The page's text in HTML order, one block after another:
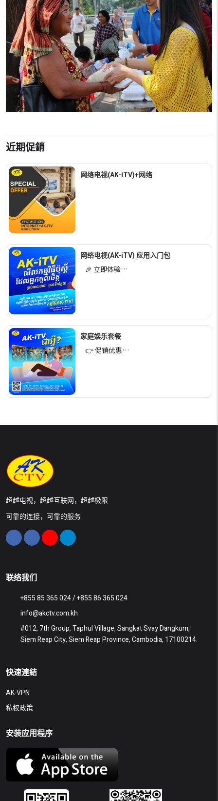
近期促銷
网络电视(AK-iTV)+网络
网络电视(AK-iTV) 应用入门包
🎉 立即体验…
家庭娱乐套餐
👉 促销优惠…
超越电视，超越互联网，超越极限
可靠的连接，可靠的服务
联络我们
+855 85 365 024 / +855 86 365 024
info@akctv.com.kh
#012, 7th Group, Taphul Village, Sangkat Svay Dangkum,
Siem Reap City, Siem Reap Province, Cambodia, 17100214.
快速連結
AK-VPN
私权政策
安装应用程序